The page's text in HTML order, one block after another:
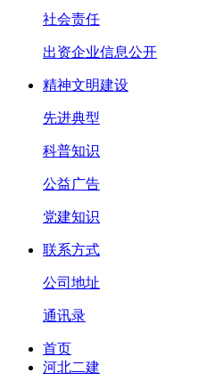
社会责任
出资企业信息公开
精神文明建设
先进典型
科普知识
公益广告
党建知识
联系方式
公司地址
通讯录
首页
河北二建